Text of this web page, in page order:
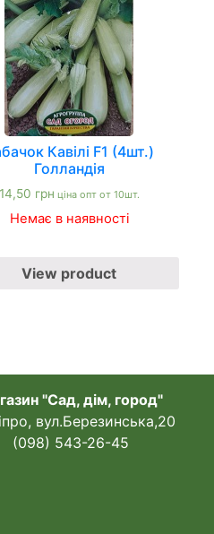
Кавілі F1 (4шт.)
Голландія
14,50 грн ціна опт от 10шт.
Немає в наявності
View product
"Сад, дім, город"
вул.Березинська,20
(098) 543-26-45